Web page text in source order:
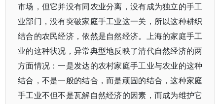
市场，但它并没有同农业分离，没有成为独立的手工
业部门，没有突破家庭手工业这一关，所以这种耕织
结合的农民经济，依然是自然经济。上海的家庭手工
业的这种状况，异常典型地反映了清代自然经济的两
方面情况：一是发达的农村家庭手工业与农业的这种
结合，不是一般的结合，而是顽固的结合，这种家庭
手工业不但不是瓦解自然经济的因素，而成为维护它